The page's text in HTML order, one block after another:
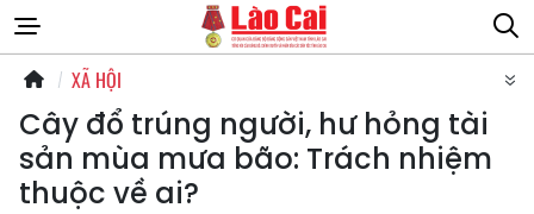
XÃ HỘI
Cây đổ trúng người, hư hỏng tài
sản mùa mưa bão: Trách nhiệm
thuộc về ai?